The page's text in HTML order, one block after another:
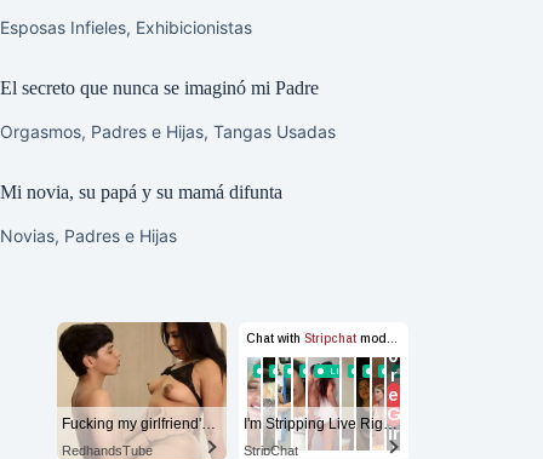
Esposas Infieles, Exhibicionistas
El secreto que nunca se imaginó mi Padre
Orgasmos, Padres e Hijas, Tangas Usadas
Mi novia, su papá y su mamá difunta
Novias, Padres e Hijas
RedhandsTube
I'm Stripping Live Right Now
StripChat